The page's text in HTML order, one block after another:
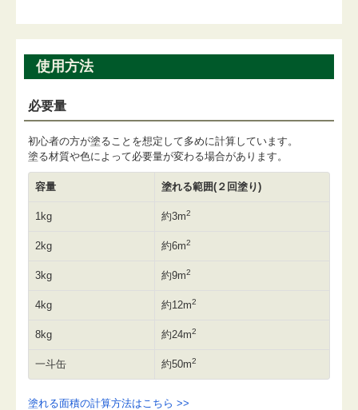
使用方法
必要量
初心者の方が塗ることを想定して多めに計算しています。
塗る材質や色によって必要量が変わる場合があります。
容量 塗れる範囲(２回塗り)
1kg 約3m2
2kg 約6m2
3kg 約9m2
4kg 約12m2
8kg 約24m2
一斗缶 約50m2
塗れる面積の計算方法はこちら >>